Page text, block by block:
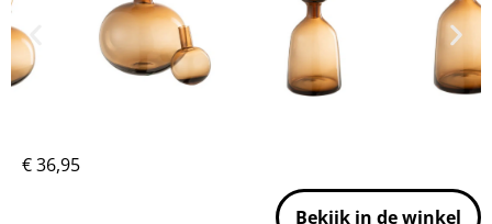
€36,95
Bekijk in de winkel